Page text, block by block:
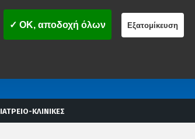
ΙΑΤΡΕΙΟ-ΚΛΙΝΙΚΕΣ
✓ OK, αποδοχή όλων Εξατομίκευση